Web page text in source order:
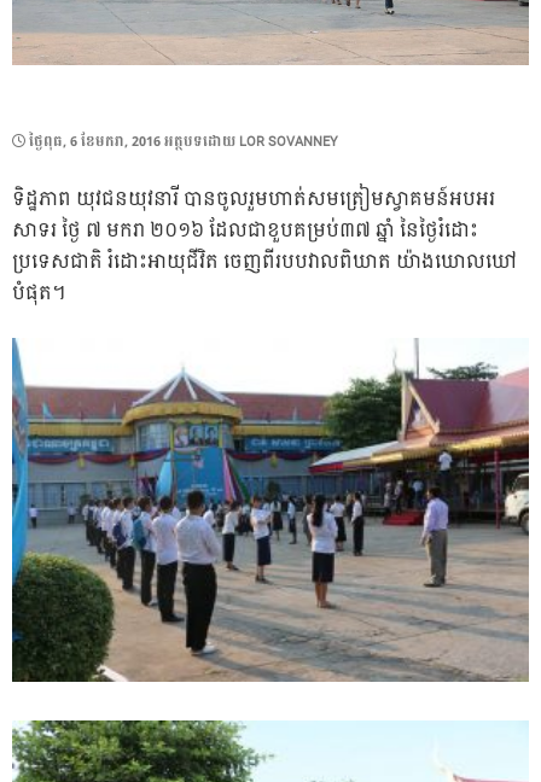
POSTED
ថ្ងៃ​ពុធ, 6 ខែ​មករា, 2016អត្ថបទដោយ LOR SOVANNEY
ទិដ្ឋភាព យុវជនយុវនារី បានចូលរួមហាត់សមត្រៀមស្វាគមន៍អបអរ
សាទរ ថ្ងៃ ៧ មករា ២០១៦ ដែលជាខួបគម្រប់៣៧ ឆ្នាំ នៃថ្ងៃរំដោះ
ប្រទេសជាតិ រំដោះអាយុជីវិត ចេញពីរបបវាលពិឃាត យ៉ាងឃោលឃៅ
បំផុត។